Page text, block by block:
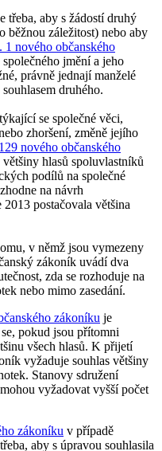
třeba, aby s žádostí druhý
běžnou záležitost) nebo aby
1 nového občanského
jmění a jeho
právně jednají manželé
druhého.
se společné věci,
zhoršení, změně jejího
nového občanského
hlasů spoluvlastníků
podílů na společné
na návrh
postačovala většina
v němž jsou vymezeny
zákoník uvádí dva
zda se rozhoduje na
nebo mimo zasedání.
zákoníku je
pokud jsou přítomni
všech hlasů. K přijetí
vyžaduje souhlas většiny
Stanovy sdružení
vyžadovat vyšší počet
zákoníku v případě
aby s úpravou souhlasila